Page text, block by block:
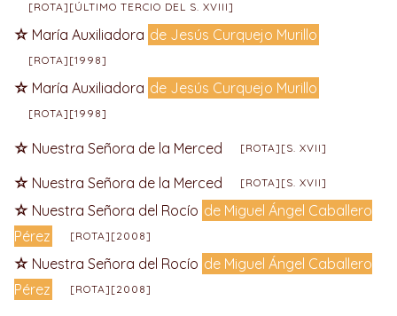
[ROTA][ÚLTIMO TERCIO DEL S. XVIII]
María Auxiliadora de Jesús Curquejo Murillo
[ROTA][1998]
María Auxiliadora de Jesús Curquejo Murillo
[ROTA][1998]
Nuestra Señora de la Merced [ROTA][S. XVII]
Nuestra Señora de la Merced [ROTA][S. XVII]
Nuestra Señora del Rocío de Miguel Ángel Caballero
Pérez
[ROTA][2008]
Nuestra Señora del Rocío de Miguel Ángel Caballero
Pérez
[ROTA][2008]